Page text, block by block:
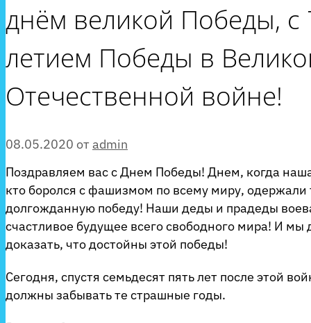
днём великой Победы, с
летием Победы в
Отечественной войне!
08.05.2020 отadmin
Поздравляем вас с Днем Победы! Днем, когда
кто боролся с фашизмом по всему миру, одержали
долгожданную победу! Наши деды и прадеды
счастливое будущее всего свободного мира! И
доказать, что достойны этой победы!
Сегодня, спустя семьдесят пять лет после этой
должны забывать те страшные годы.